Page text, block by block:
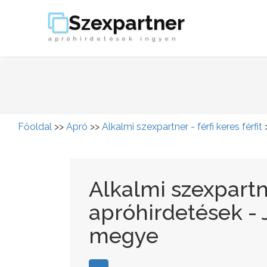
Szexpartner
apróhirdetések ingyen
Főoldal >> Apró >> Alkalmi szexpartner - férfi keres férfit
Alkalmi
apróhirdetések -
megye